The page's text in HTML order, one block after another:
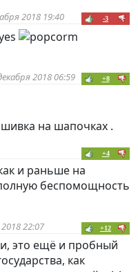
2018 19:40 -3
2018 06:59 +8
на шапочках .
+4
и раньше на
беспомощность
22:07 +12
это ещё и пробный
как